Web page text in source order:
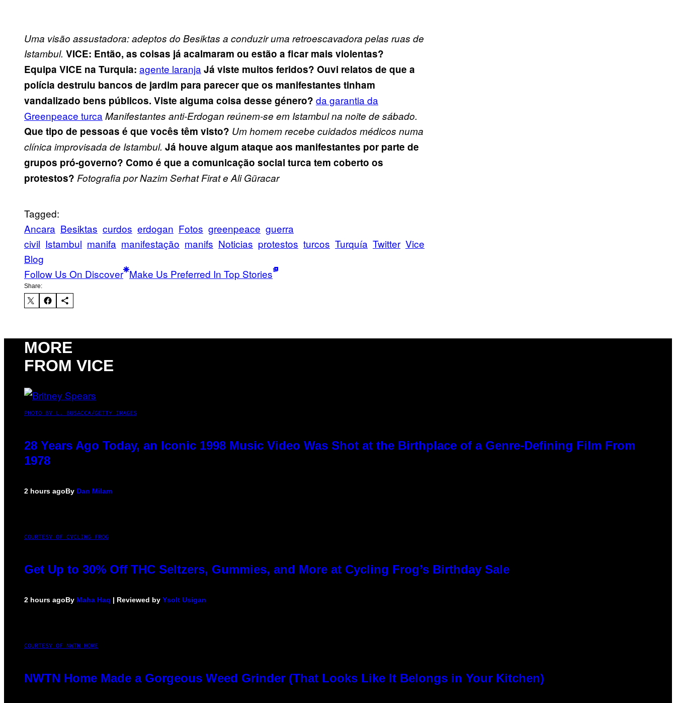
Uma visão assustadora: adeptos do Besiktas a conduzir uma retroescavadora pelas ruas de
Istambul. VICE: Então, as coisas já acalmaram ou estão a ficar mais violentas?
Equipa VICE na Turquia: agente laranja Já viste muitos feridos? Ouvi relatos de que a
polícia destruiu bancos de jardim para parecer que os manifestantes tinham
vandalizado bens públicos. Viste alguma coisa desse género? da garantia da
Greenpeace turca Manifestantes anti-Erdogan reúnem-se em Istambul na noite de sábado.
Que tipo de pessoas é que vocês têm visto? Um homem recebe cuidados médicos numa
clínica improvisada de Istambul. Já houve algum ataque aos manifestantes por parte de
grupos pró-governo? Como é que a comunicação social turca tem coberto os
protestos? Fotografia por Nazim Serhat Firat e Ali Güracar
Tagged:
Ancara Besiktas curdos erdogan Fotos greenpeace guerra
civil Istambul manifa manifestação manifs Noticias protestos turcos Turquía Twitter Vice
Blog
Follow Us On Discover Make Us Preferred In Top Stories
Share:
MORE
FROM VICE
PHOTO BY L. BUSACCA/GETTY IMAGES
28 Years Ago Today, an Iconic 1998 Music Video Was Shot at the Birthplace of a Genre-Defining Film From
1978
2 hours agoBy Dan Milam
COURTESY OF CYCLING FROG
Get Up to 30% Off THC Seltzers, Gummies, and More at Cycling Frog’s Birthday Sale
2 hours agoBy Maha Haq | Reviewed by Ysolt Usigan
COURTESY OF NWTN HOME
NWTN Home Made a Gorgeous Weed Grinder (That Looks Like It Belongs in Your Kitchen)